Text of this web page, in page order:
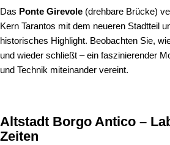
Das Ponte Girevole (drehbare Brücke)
Kern Tarantos mit dem neueren Stadtteil
historisches Highlight. Beobachten Sie,
und wieder schließt – ein faszinierender
und Technik miteinander vereint.
Altstadt Borgo Antico –
Zeiten